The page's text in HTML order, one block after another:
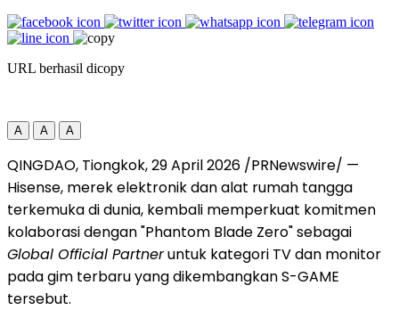
URL berhasil dicopy
A A A
QINGDAO, Tiongkok, 29 April 2026 /PRNewswire/ —
Hisense, merek elektronik dan alat rumah tangga
terkemuka di dunia, kembali memperkuat komitmen
kolaborasi dengan "Phantom Blade Zero" sebagai
Global Official Partneruntuk kategori TV dan monitor
pada gim terbaru yang dikembangkan S-GAME
tersebut.